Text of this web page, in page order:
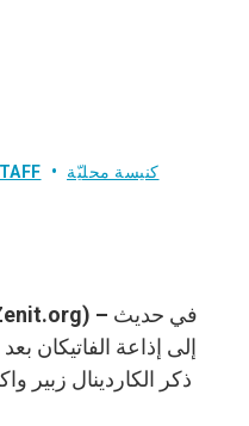
كنيسة محليّة
إلى إذاعة الفاتيكان
ذكر الكاردينال زبير